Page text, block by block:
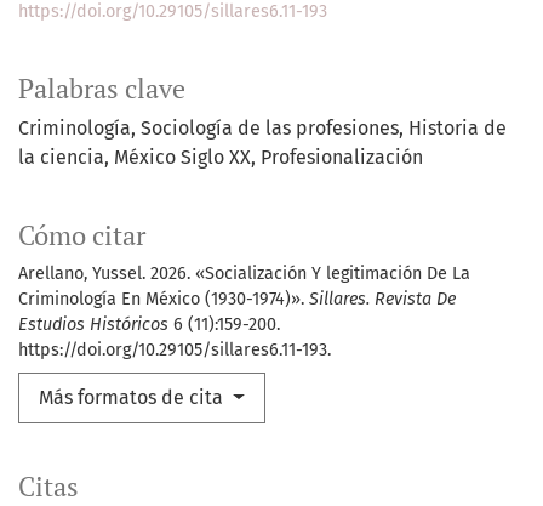
Palabras clave
Criminología Sociología de las profesiones Historia de
la ciencia México Siglo XX Profesionalización
Cómo citar
Arellano, Yussel. 2026. «Socialización Y legitimación De La
Criminología En México (1930-1974)». Sillares. Revista De
Estudios Históricos 6 (11):159-200.
https://doi.org/10.29105/sillares6.11-193.
Más formatos de cita
https://doi.org/10.29105/sillares6.11-193
Citas